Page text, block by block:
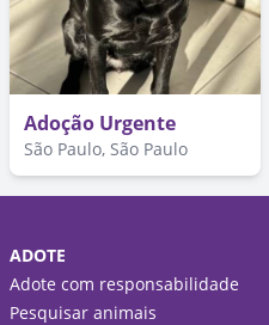
Adoção Urgente
São Paulo, São Paulo
ADOTE
Adote com responsabilidade
Pesquisar animais